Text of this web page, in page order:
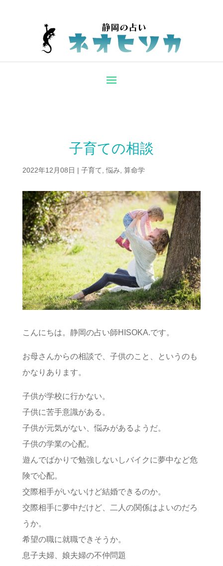
子育ての相談
2022年12月08日 | 子育て ,悩み 算命学
こんにちは。静岡の占い師HISOKA.です。
お母さんからの相談で、子供のこと、というのも
かなりあります。
子供が学校に行かない。
子供に苦手意識がある。
子供が元気がない、悩みがあるようだ。
子供の学業の心配。
遊んでばかりで勉強しないしバイクに夢中など危
険で心配。
交際相手がいないけど結婚できるのか。
交際相手に夢中だけど、二人の関係はよいのだろ
うか。
希望の職に就職できそうか。
息子夫婦、娘夫婦の不仲問題